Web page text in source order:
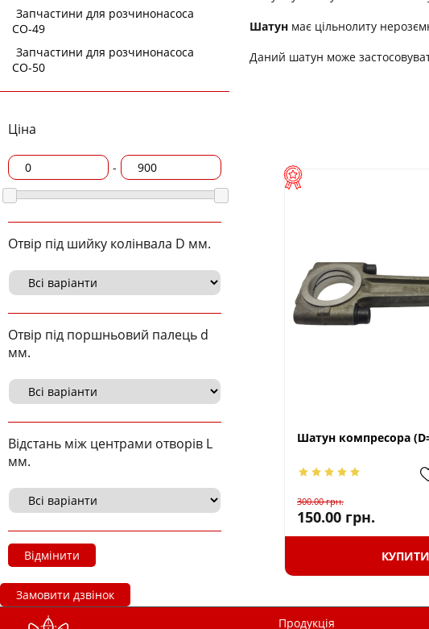
Запчастини для розчинонасоса
СО-49
Запчастини для розчинонасоса
СО-50
Ціна
-
Отвір під шийку колінвала D мм.
Отвір під поршньовий палець d
мм.
Відстань між центрами отворів L
мм.
Відмінити
Замовити дзвінок
Шатун має цільнолиту
Даний шатун може
Шатун компресора
300.00грн.
150.00 грн.
КУПИТИ
Продукція